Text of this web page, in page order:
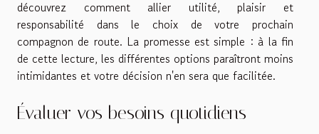
découvrez comment allier utilité, plaisir et
responsabilité dans le choix de votre prochain
compagnon de route. La promesse est simple : à la fin
de cette lecture, les différentes options paraîtront moins
intimidantes et votre décision n'en sera que facilitée.
Évaluer vos besoins quotidiens